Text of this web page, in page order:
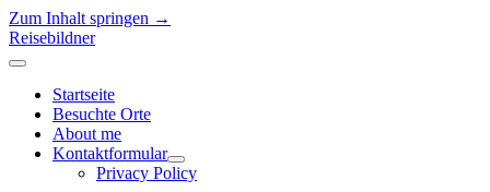
Zum Inhalt springen →
Reisebildner
Menü
öffnenStartseite
Besuchte Orte
About me
Kontaktformular
Menü
öffnen
Privacy Policy